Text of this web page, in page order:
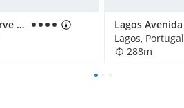
NH Lagos Algarve Resort
Lagos, Portugal
288m